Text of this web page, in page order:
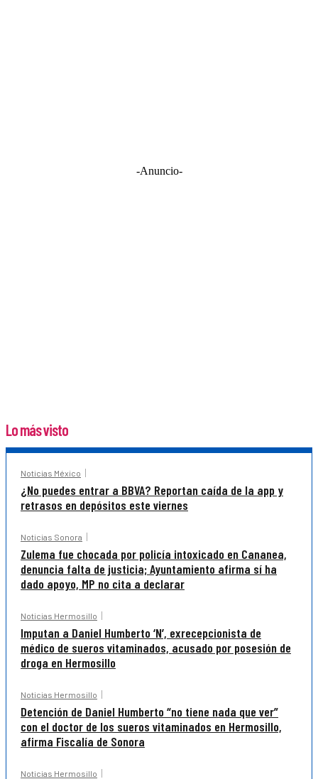
-Anuncio-
Lo más visto
Noticias México
¿No puedes entrar a BBVA? Reportan caída de la app y
retrasos en depósitos este viernes
Noticias Sonora
Zulema fue chocada por policía intoxicado en Cananea,
denuncia falta de justicia; Ayuntamiento afirma sí ha
dado apoyo, MP no cita a declarar
Noticias Hermosillo
Imputan a Daniel Humberto ‘N’, exrecepcionista de
médico de sueros vitaminados, acusado por posesión de
droga en Hermosillo
Noticias Hermosillo
Detención de Daniel Humberto “no tiene nada que ver”
con el doctor de los sueros vitaminados en Hermosillo,
afirma Fiscalía de Sonora
Noticias Hermosillo